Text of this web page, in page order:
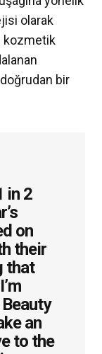
olarak
kozmetik
bir
in 2
on
their
that
an
to the